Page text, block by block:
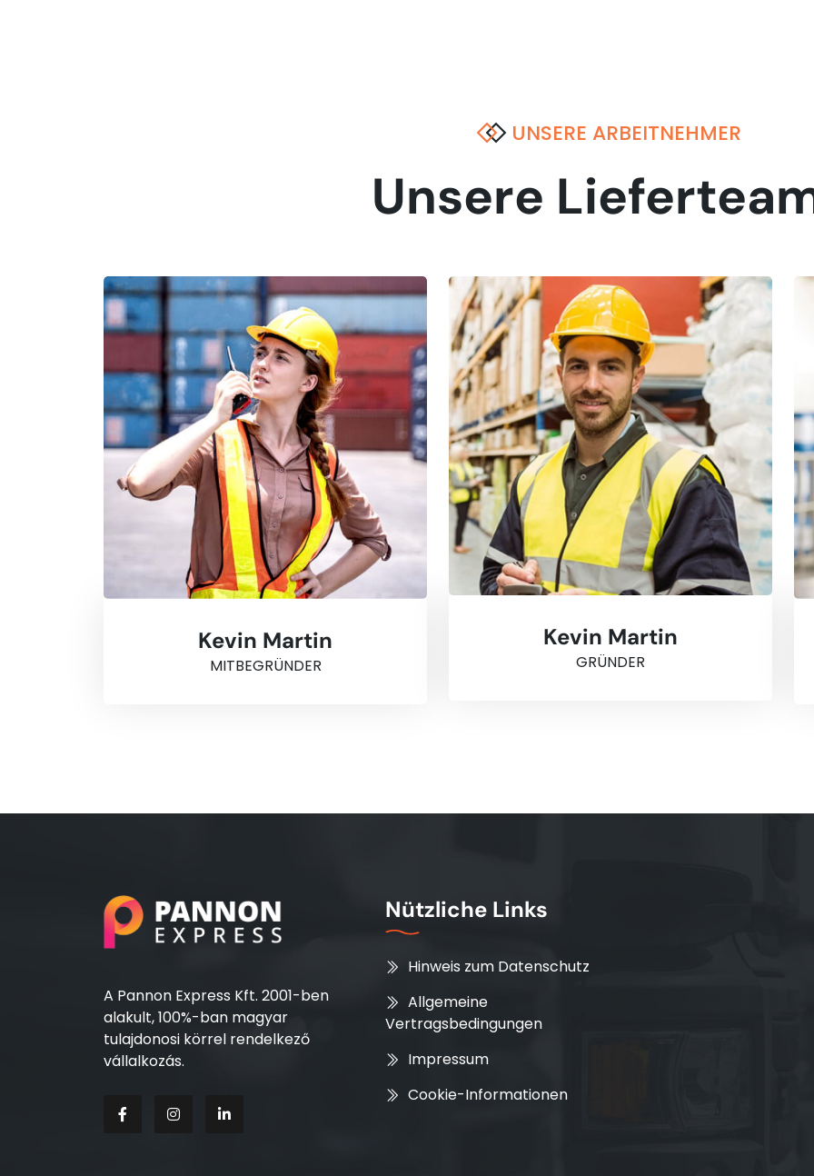
UNSERE ARBEITNEHMER
Unsere
Kevin Martin
MITBEGRÜNDER
Kevin Martin
GRÜNDER
A Pannon Express Kft. 2001-ben
alakult, 100%-ban magyar
tulajdonosi körrel rendelkező
vállalkozás.
Nützliche Links
Hinweis zum Datenschutz
Allgemeine
Vertragsbedingungen
Impressum
Cookie-Informationen